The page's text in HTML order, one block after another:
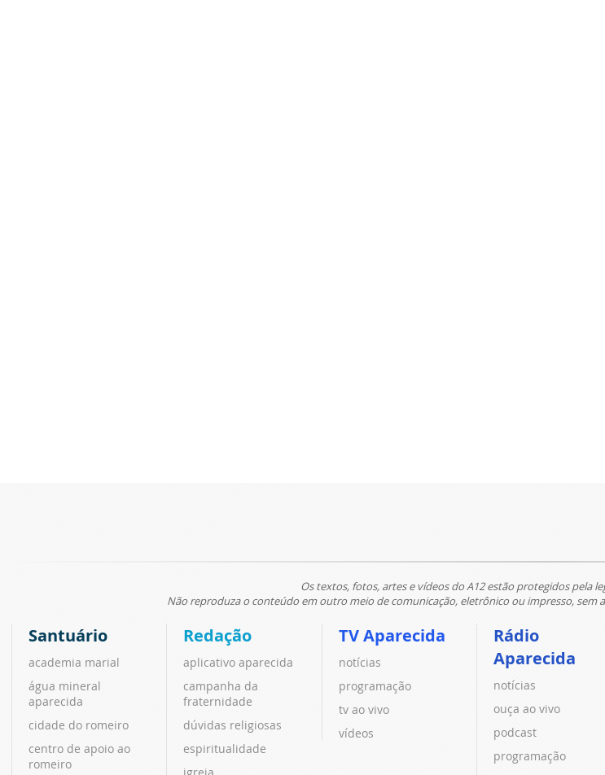
Os textos, fotos, artes e vídeos do A12 estão protegidos pela
Não reproduza o conteúdo em outro meio de comunicação, eletrônico ou impresso, sem
Santuário
academia marial
água mineral
aparecida
cidade do romeiro
centro de apoio ao
romeiro
Redação
aplicativo aparecida
campanha da
fraternidade
dúvidas religiosas
espiritualidade
igreja
TV Aparecida
notícias
programação
tv ao vivo
vídeos
Rádio
Aparecida
notícias
ouça ao vivo
podcast
programação